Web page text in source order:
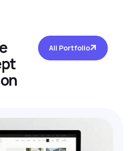
pt
on
All Portfolio